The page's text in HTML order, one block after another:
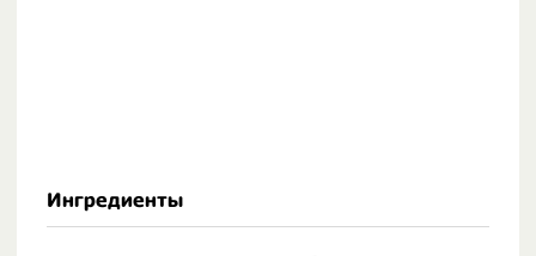
Ингредиенты